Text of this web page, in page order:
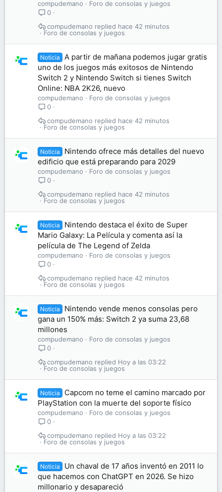
compudemano
Foro de consolas y juegos
0
Foro de consolas y juegos
hace 42 minutos
compudemano
Noticia
A partir de mañana podemos jugar gratis
uno de los juegos más exitosos de Nintendo
Switch 2 y Nintendo Switch si tienes Switch
Online: NBA 2K26, nuevo
compudemano
Foro de consolas y juegos
0
Foro de consolas y juegos
hace 42 minutos
compudemano
Noticia
Nintendo ofrece más detalles del nuevo
edificio que está preparando para 2029
compudemano
Foro de consolas y juegos
0
Foro de consolas y juegos
hace 42 minutos
compudemano
Noticia
Nintendo destaca el éxito de Super
Mario Galaxy: La Película y comenta así la
película de The Legend of Zelda
compudemano
Foro de consolas y juegos
0
Foro de consolas y juegos
hace 42 minutos
compudemano
Noticia
Nintendo vende menos consolas pero
gana un 150% más: Switch 2 ya suma 23,68
millones
compudemano
Foro de consolas y juegos
0
Foro de consolas y juegos
Hoy a las 03:22
compudemano
Noticia
Capcom no teme el camino marcado por
PlayStation con la muerte del soporte físico
compudemano
Foro de consolas y juegos
0
Foro de consolas y juegos
Hoy a las 03:22
compudemano
Noticia
Un chaval de 17 años inventó en 2011 lo
que hacemos con ChatGPT en 2026. Se hizo
millonario y desapareció